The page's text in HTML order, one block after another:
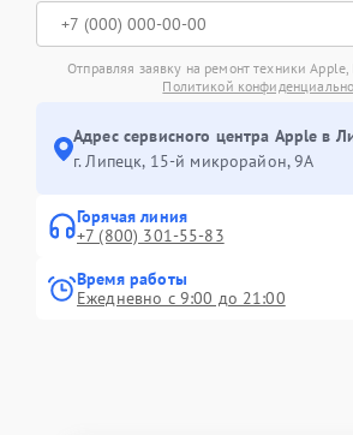
Отправляя заявку на ремонт техники
Политикой
Адрес сервисного центра Apple в
г. Липецк, 15-й микрорайон, 9А
Горячая линия
+7 (800) 301-55-83
Время работы
Ежедневно с 9:00 до 21:00